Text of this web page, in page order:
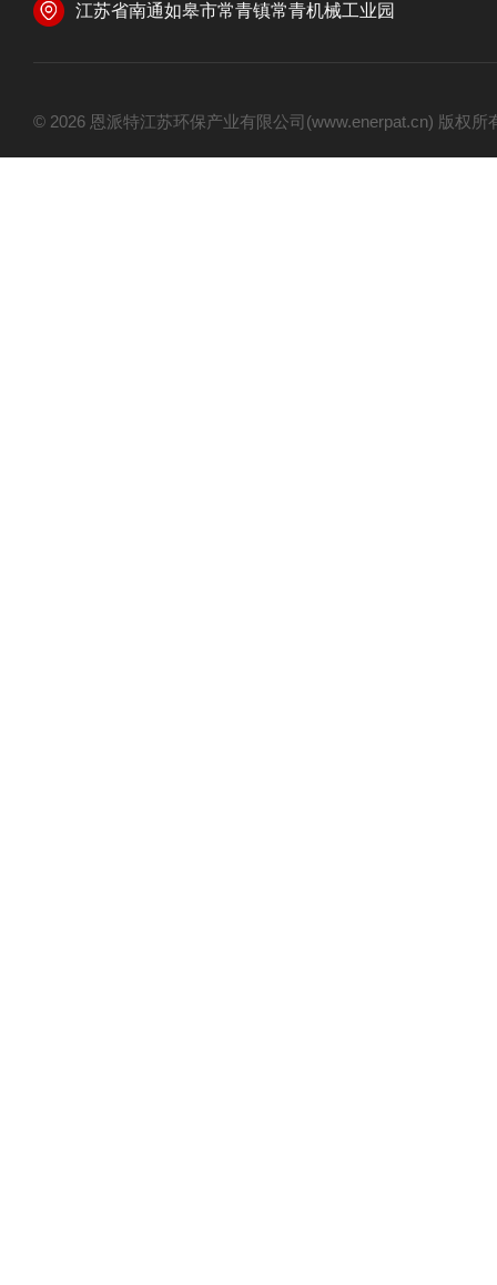
江苏省南通如皋市常青镇常青机械工业园
© 2026 恩派特江苏环保产业有限公司(www.enerpat.cn) 版权